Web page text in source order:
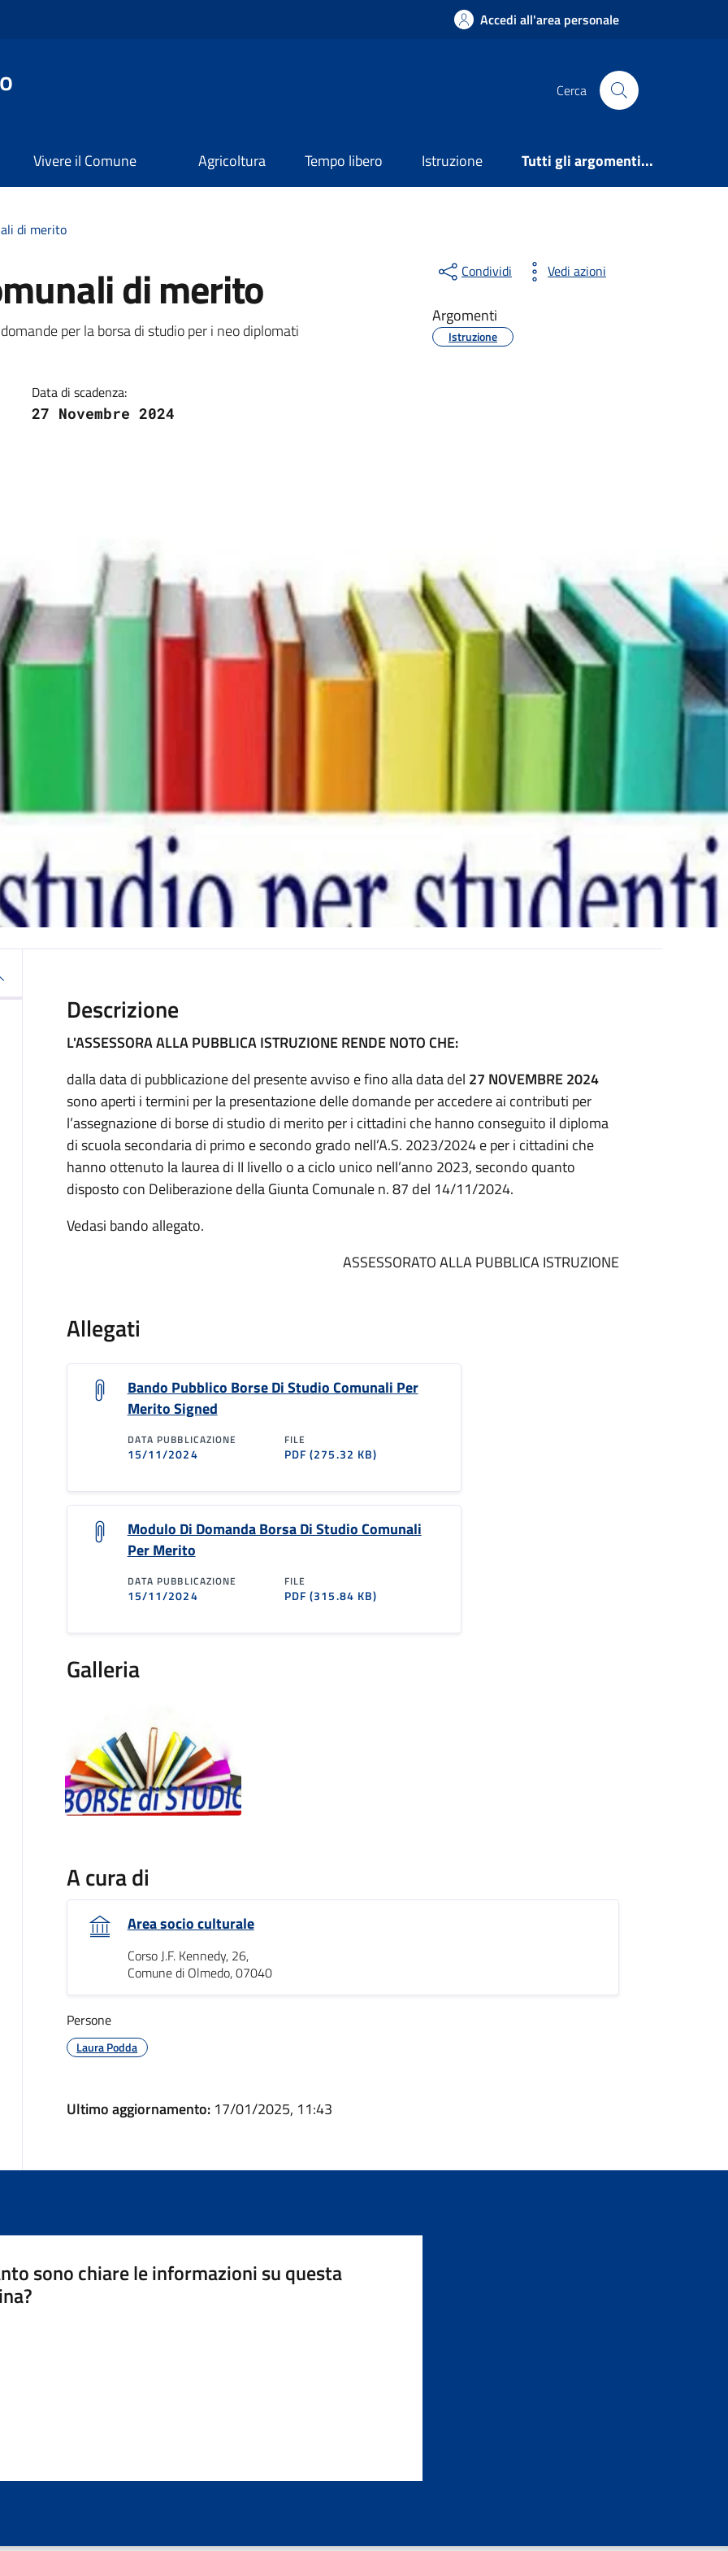
Accedi all'area personale
Cerca
Vivere il Comune Agricoltura Tempo libero Istruzione Tutti gli argomenti...
di merito
di merito
per la borsa di studio per i neo diplomati
Data di scadenza:
27 Novembre 2024
Condividi Vedi azioni
Argomenti
Istruzione
Descrizione
L'ASSESSORA ALLA PUBBLICA ISTRUZIONE RENDE NOTO CHE:
dalla data di pubblicazione del presente avviso e fino alla data del 27 NOVEMBRE 2024
sono aperti i termini per la presentazione delle domande per accedere ai contributi per
l’assegnazione di borse di studio di merito per i cittadini che hanno conseguito il diploma
di scuola secondaria di primo e secondo grado nell’A.S. 2023/2024 e per i cittadini che
hanno ottenuto la laurea di II livello o a ciclo unico nell’anno 2023, secondo quanto
disposto con Deliberazione della Giunta Comunale n. 87 del 14/11/2024.
Vedasi bando allegato.
ASSESSORATO ALLA PUBBLICA ISTRUZIONE
Allegati
Bando Pubblico Borse Di Studio Comunali Per
Merito Signed
DATA PUBBLICAZIONE
15/11/2024
FILE
PDF(275.32 KB)
Modulo Di Domanda Borsa Di Studio Comunali
Per Merito
DATA PUBBLICAZIONE
15/11/2024
FILE
PDF(315.84 KB)
Galleria
A cura di
Area socio culturale
Corso J.F. Kennedy, 26,
Comune di Olmedo, 07040
Persone
Laura Podda
Ultimo aggiornamento: 17/01/2025, 11:43
sono chiare le informazioni su questa
5 stelle su 5
4 stelle su 5
3 stelle su 5
2 stelle su 5